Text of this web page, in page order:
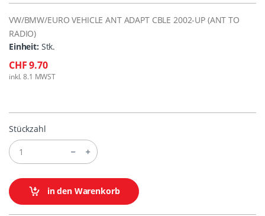
VW/BMW/EURO VEHICLE ANT ADAPT CBLE 2002-UP (ANT TO
RADIO)
Einheit: Stk.
CHF 9.70
inkl. 8.1 MWST
Stückzahl
in den Warenkorb